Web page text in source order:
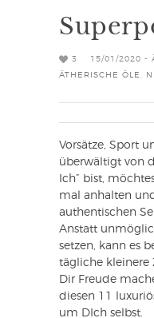
3 15/01/2020 -
ÄTHERISCHE ÖLE
Vorsätze, Sport
überwältigt von
Ich” bist,
mal anhalten
authentischen
Anstatt
setzen, kann es
tägliche kleinere
Dir Freude
diesen 11
um DIch selbst.